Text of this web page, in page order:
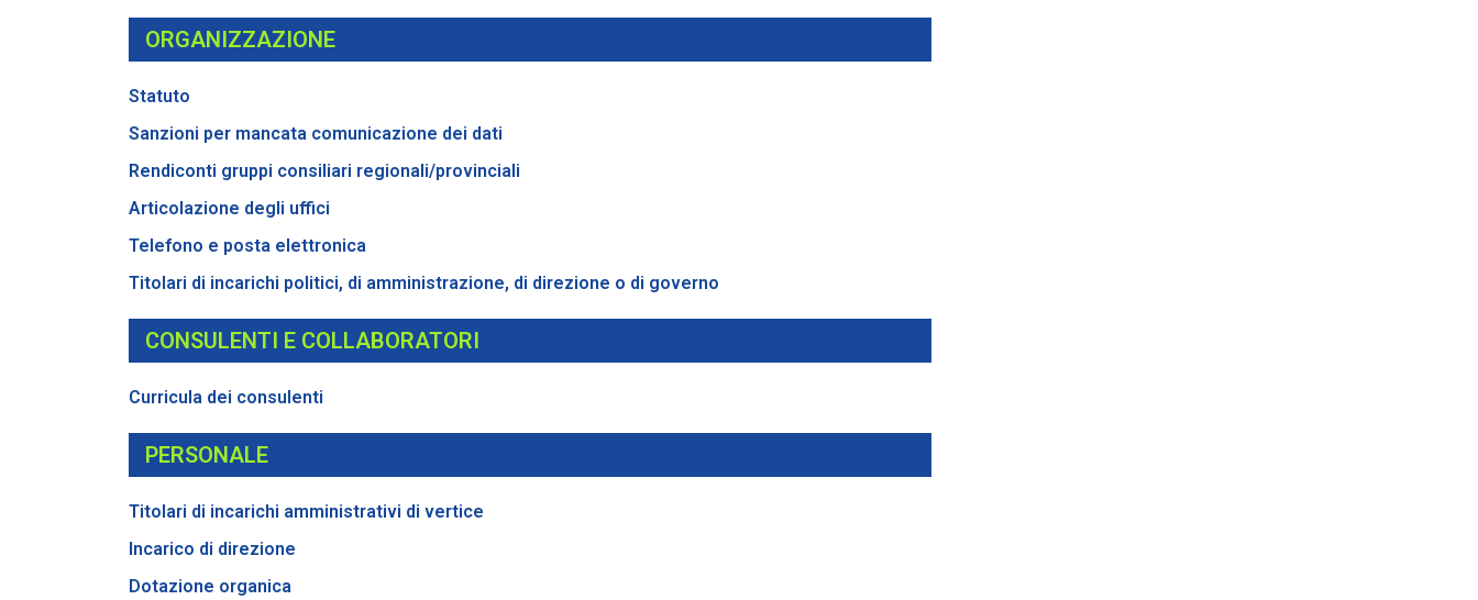
ORGANIZZAZIONE
Statuto
Sanzioni per mancata comunicazione dei dati
Rendiconti gruppi consiliari regionali/provinciali
Articolazione degli uffici
Telefono e posta elettronica
Titolari di incarichi politici, di amministrazione, di direzione o di governo
CONSULENTI E COLLABORATORI
Curricula dei consulenti
PERSONALE
Titolari di incarichi amministrativi di vertice
Incarico di direzione
Dotazione organica